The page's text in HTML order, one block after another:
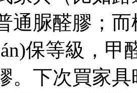
通脲醛膠；而
保等級
。下次買家具